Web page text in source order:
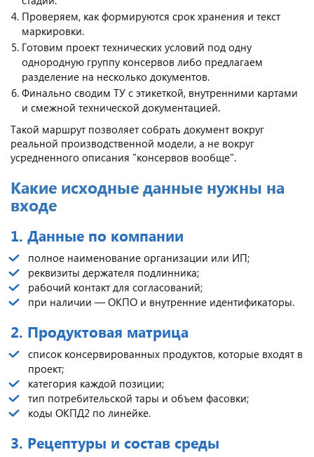
Проверяем, как формируются срок хранения и текст
маркировки.
Готовим проект технических условий под одну
однородную группу консервов либо предлагаем
разделение на несколько документов.
Финально сводим ТУ с этикеткой, внутренними картами
и смежной технической документацией.
Такой маршрут позволяет собрать документ вокруг
реальной производственной модели, а не вокруг
усредненного описания "консервов вообще".
Какие исходные данные нужны на
входе
1. Данные по компании
полное наименование организации или ИП;
реквизиты держателя подлинника;
рабочий контакт для согласований;
при наличии — ОКПО и внутренние идентификаторы.
2. Продуктовая матрица
список консервированных продуктов, которые входят в
проект;
категория каждой позиции;
тип потребительской тары и объем фасовки;
коды ОКПД2 по линейке.
3. Рецептуры и состав среды